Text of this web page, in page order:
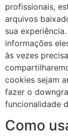
profissionais,
arquivos
sua
informações
às vezes
cookies sejam
fazer o
funcionalidade
Como